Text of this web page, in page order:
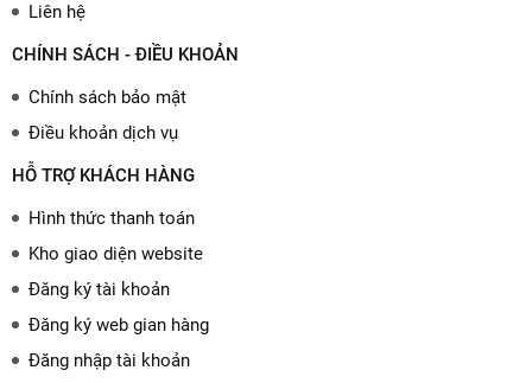
Liên hệ
CHÍNH SÁCH - ĐIỀU KHOẢN
Chính sách bảo mật
Điều khoản dịch vụ
HỖ TRỢ KHÁCH HÀNG
Hình thức thanh toán
Kho giao diện website
Đăng ký tài khoản
Đăng ký web gian hàng
Đăng nhập tài khoản